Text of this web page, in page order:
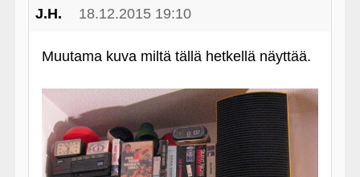
J.H. 18.12.2015 19:10
Muutama kuva miltä tällä hetkellä näyttää.